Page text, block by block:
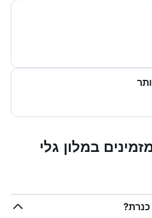
במלון גלי
כנרת?